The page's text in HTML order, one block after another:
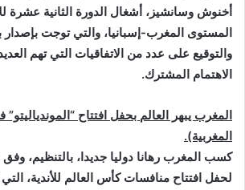
أخنوش وسانشيز، أشغال الدورة الثانية عشرة
المستوى المغرب-إسبانيا، والتي توجت بإصدار
والتوقيع على عدد من الاتفاقيات التي تهم
الاهتمام المشترك.
المغرب يبهر العالم بحفل افتتاح
المغربية).
كسب المغرب رهانا دوليا جديدا، بالتنظيم،
لحفل افتتاح منافسات كأس العالم للأندية،